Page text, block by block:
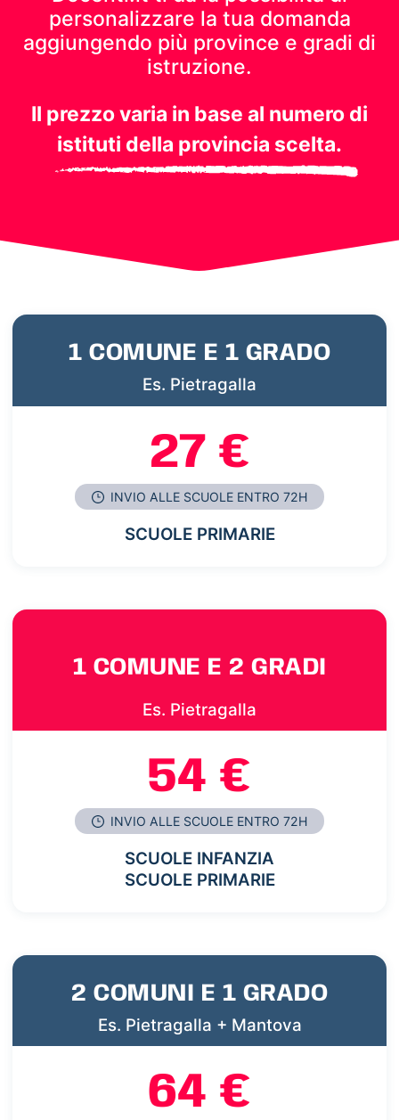
personalizzare la tua domanda
aggiungendo più province e gradi di
istruzione.
Il prezzo varia in base al numero di
istituti della provincia scelta.
1 COMUNE E 1 GRADO
Es. Pietragalla
27 €
INVIO ALLE SCUOLE ENTRO 72H
SCUOLE PRIMARIE
1 COMUNE E 2 GRADI
Es. Pietragalla
54 €
INVIO ALLE SCUOLE ENTRO 72H
SCUOLE INFANZIA
SCUOLE PRIMARIE
2 COMUNI E 1 GRADO
Es. Pietragalla + Mantova
64 €